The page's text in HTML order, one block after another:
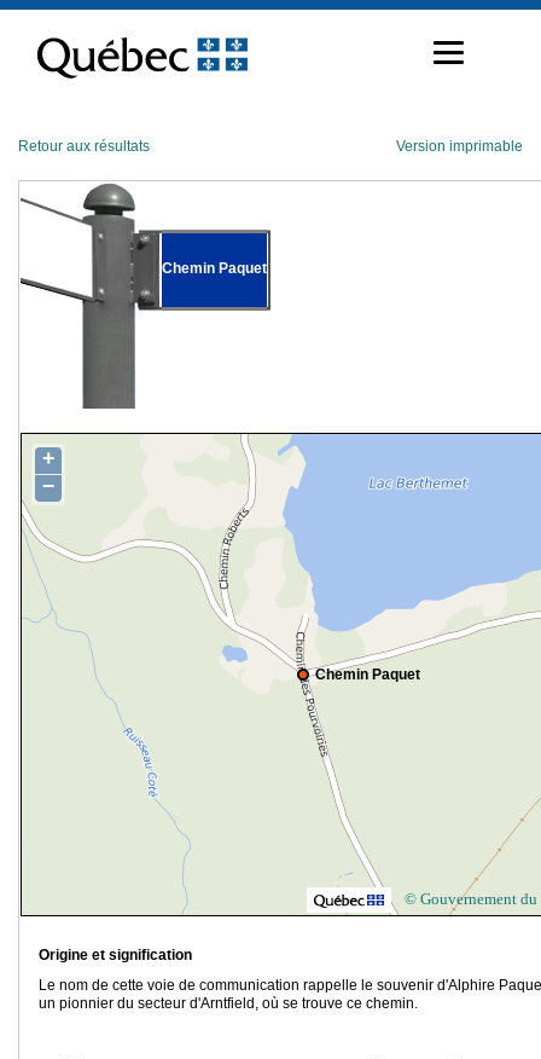
contenu
Retour aux résultats Version imprimable
Chemin Paquet
Chemin Paquet
+
−
© Gouvernement du
Origine et signification
Le nom de cette voie de communication rappelle le souvenir d'Alphire
un pionnier du secteur d'Arntfield, où se trouve ce chemin.